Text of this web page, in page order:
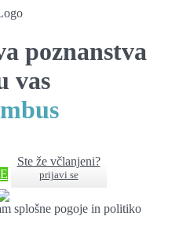
poznanstva
vas
Ste že včlanjeni?
prijavi se
splošne pogoje in politiko